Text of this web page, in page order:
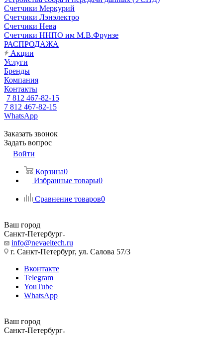
Счетчики Меркурий
Счетчики Лэнэлектро
Счетчики Нева
Счетчики ННПО им М.В.Фрунзе
РАСПРОДАЖА
Акции
Услуги
Бренды
Компания
Контакты
7 812 467-82-15
7 812 467-82-15
WhatsApp
Заказать звонок
Задать вопрос
Войти
Корзина0
Избранные товары0
Сравнение товаров0
Ваш город
Санкт-Петербург
info@nevaeltech.ru
г. Санкт-Петербург, ул. Салова 57/3
Вконтакте
Telegram
YouTube
WhatsApp
Ваш город
Санкт-Петербург